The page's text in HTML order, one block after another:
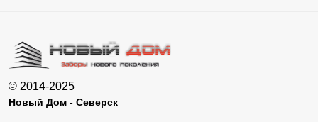
© 2014-2025
Новый Дом - Северск